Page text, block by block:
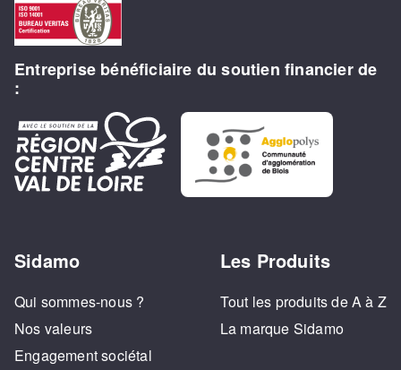
Entreprise bénéficiaire du soutien financier de
:
Sidamo
Qui sommes-nous ?
Nos valeurs
Engagement sociétal
Les Produits
Tout les produits de A à Z
La marque Sidamo